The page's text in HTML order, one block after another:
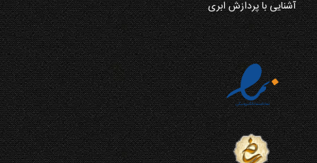
آشنایی با پردازش ابری